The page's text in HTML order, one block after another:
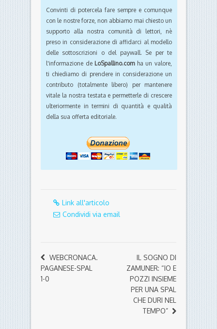
Convinti di potercela fare sempre e comunque
con le nostre forze, non abbiamo mai chiesto un
supporto alla nostra comunità di lettori, nè
preso in considerazione di affidarci al modello
delle sottoscrizioni o del paywall. Se per te
l'informazione de LoSpallino.comha un valore,
ti chiediamo di prendere in considerazione un
contributo (totalmente libero) per mantenere
vitale la nostra testata e permetterle di crescere
ulteriormente in termini di quantità e qualità
della sua offerta editoriale.
Link all'articolo
Condividi via email
WEBCRONACA.
PAGANESE-SPAL
1-0
IL SOGNO DI
ZAMUNER: “IO E
POZZI INSIEME
PER UNA SPAL
CHE DURI NEL
TEMPO”